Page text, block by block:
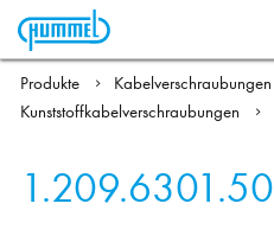
Produkte Kabelverschraubungen
Kunststoffkabelverschraubungen
1.209.6301.50